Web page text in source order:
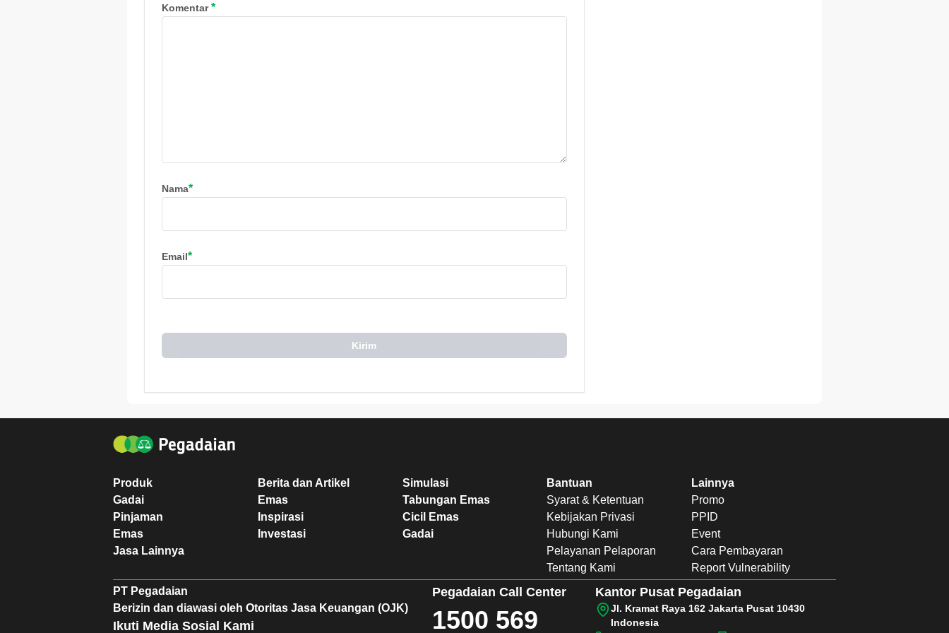
Komentar*
Nama*
Email*
Kirim
Produk
Gadai
Pinjaman
Emas
Jasa Lainnya
Berita dan Artikel
Emas
Inspirasi
Investasi
Simulasi
Tabungan Emas
Cicil Emas
Gadai
Bantuan
Syarat & Ketentuan
Kebijakan Privasi
Hubungi Kami
Pelayanan Pelaporan
Tentang Kami
Lainnya
Promo
PPID
Event
Cara Pembayaran
Report Vulnerability
PT Pegadaian
Berizin dan diawasi oleh Otoritas Jasa Keuangan (OJK)
Ikuti Media Sosial Kami
Pegadaian Call Center
1500 569
Kantor Pusat Pegadaian
Jl. Kramat Raya 162 Jakarta Pusat 10430
Indonesia